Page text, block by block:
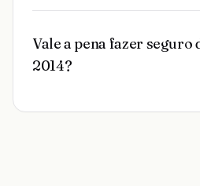
Vale a pena fazer seguro
2014?